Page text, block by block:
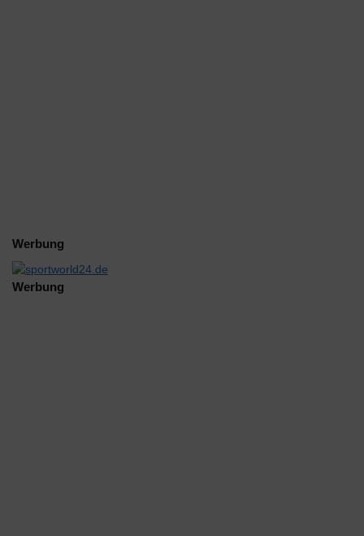
Werbung
Werbung